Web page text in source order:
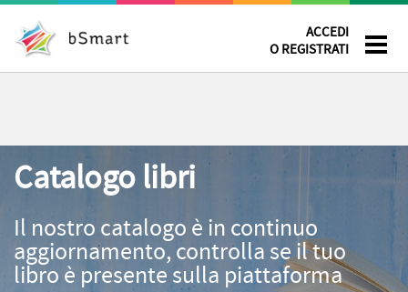
ACCEDI
O REGISTRATI
Catalogo libri
Il nostro catalogo è in continuo
aggiornamento, controlla se il tuo
libro è presente sulla piattaforma